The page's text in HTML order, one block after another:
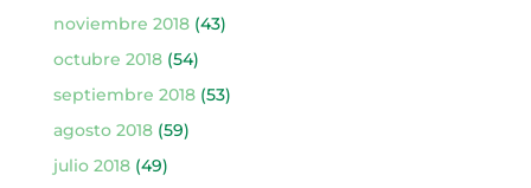
noviembre 2018(43)
octubre 2018(54)
septiembre 2018(53)
agosto 2018(59)
julio 2018(49)